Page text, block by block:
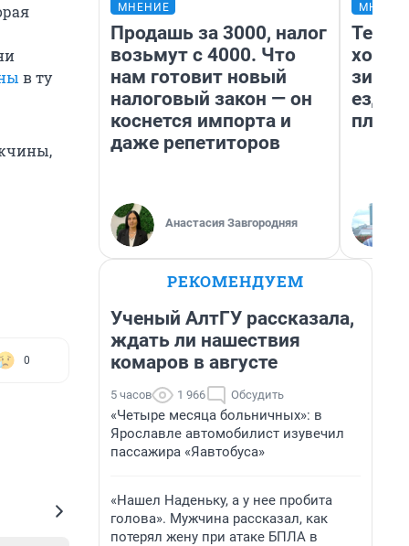
в ту
0
МНЕНИЕ
Продашь за 3000, налог
возьмут с 4000. Что
нам готовит новый
налоговый закон — он
коснется импорта и
даже репетиторов
Анастасия Завгородняя
ездит
РЕКОМЕНДУЕМ
Ученый АлтГУ рассказала,
ждать ли нашествия
комаров в августе
5 часов 1 966 Обсудить
«Четыре месяца больничных»: в
Ярославле автомобилист изувечил
пассажира «Яавтобуса»
«Нашел Наденьку, а у нее пробита
голова». Мужчина рассказал, как
потерял жену при атаке БПЛА в